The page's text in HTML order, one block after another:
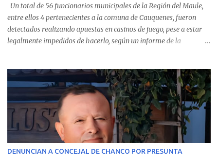
Un total de 56 funcionarios municipales de la Región del Maule,
entre ellos 4 pertenecientes a la comuna de Cauquenes, fueron
detectados realizando apuestas en casinos de juego, pese a estar
legalmente impedidos de hacerlo, según un informe de la
estableció que estos funcionarios —quienes administran o
custodian fondos públicos— efectuaron transacciones por un
monto total de $116.075.918 entre enero de 2024 y junio de 2025.
En el detalle regional, se indica que en la comuna de Cauquenes se
identificó a cuatro funcionarios involucrados en este tipo de
operaciones. Asimismo, se precisa que uno de los casos
corresponde a un funcionario de la Municipalidad de Chanco,
DENUNCIAN A CONCEJAL DE CHANCO POR PRESUNTA